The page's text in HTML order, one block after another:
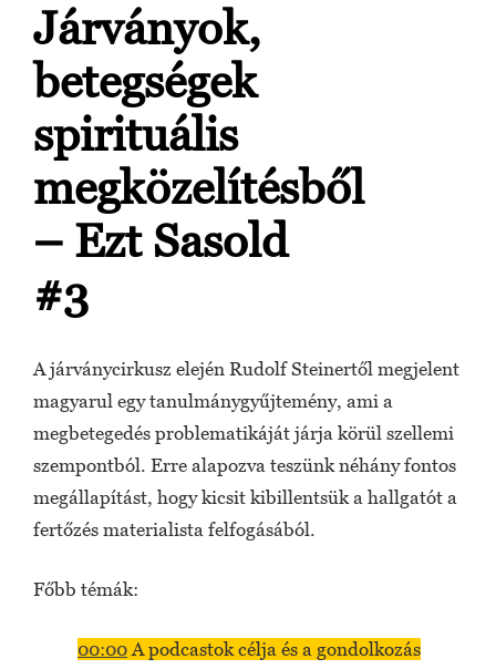
Járványok,
betegségek
spirituális
megközelítésből
– Ezt Sasold
#3
A járványcirkusz elején Rudolf Steinertől megjelent
magyarul egy tanulmánygyűjtemény, ami a
megbetegedés problematikáját járja körül szellemi
szempontból. Erre alapozva teszünk néhány fontos
megállapítást, hogy kicsit kibillentsük a hallgatót a
fertőzés materialista felfogásából.
Főbb témák:
00:00A podcastok célja és a gondolkozás